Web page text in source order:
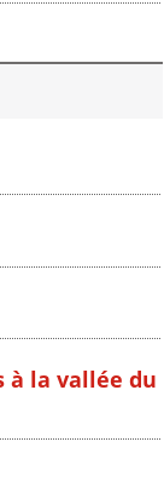
à la vallée du